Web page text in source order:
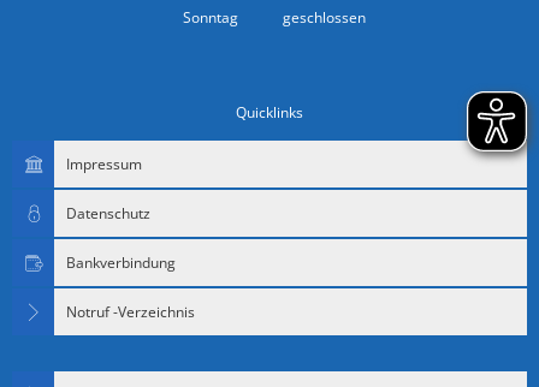
Von 10:00 bis 13:00 Uhr
Sonntag geschlossen
Quicklinks
Impressum
Datenschutz
Bankverbindung
Notruf -Verzeichnis